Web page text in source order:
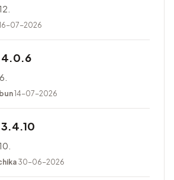
07-2026
4.0.6
14-07-2026
30-06-2026